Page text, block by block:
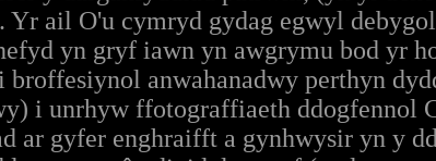
Yr ail O'u cymryd gydag egwyl
yn gryf iawn yn awgrymu bod yr
anwahanadwy perthyn
i unrhyw ffotograffiaeth ddogfennol
ar gyfer enghraifft a gynhwysir yn y